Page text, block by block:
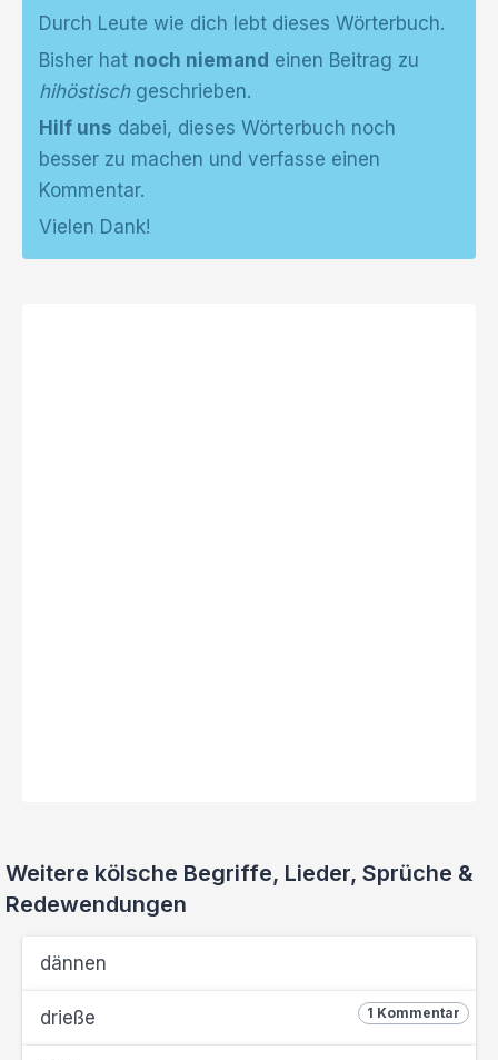
Durch Leute wie dich lebt dieses Wörterbuch.
Bisher hat noch niemand einen Beitrag zu
hihöstischgeschrieben.
Hilf uns dabei, dieses Wörterbuch noch
besser zu machen und verfasse einen
Kommentar.
Vielen Dank!
Weitere kölsche Begriffe, Lieder, Sprüche &
Redewendungen
dännen
1 Kommentar
drieße